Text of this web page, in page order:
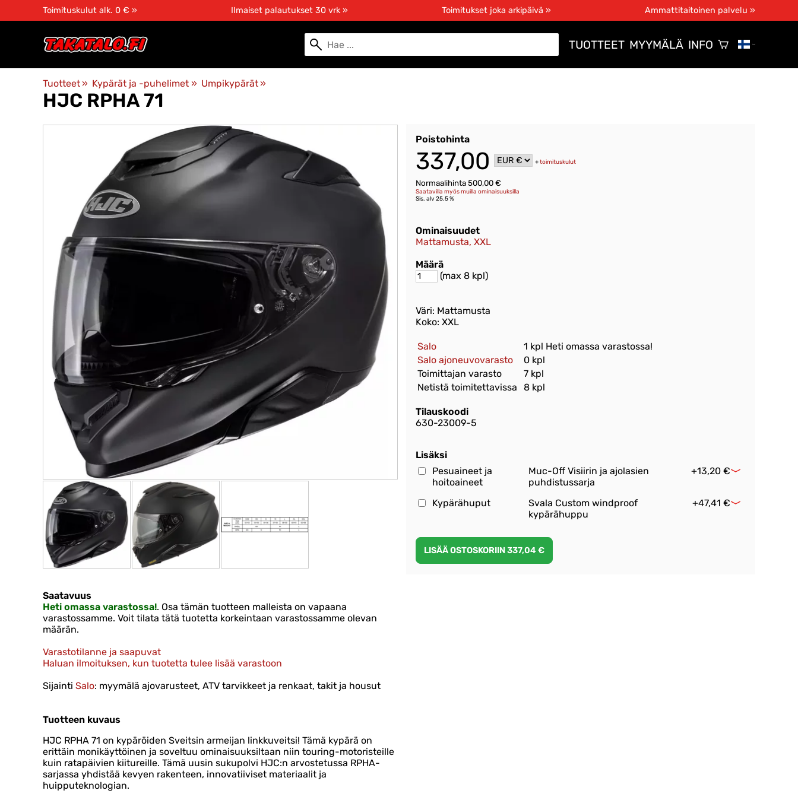
Toimituskulut alk. 0 € » Ilmaiset palautukset 30 vrk » Toimitukset joka arkipäivä » Ammattitaitoinen palvelu »
TUOTTEET MYYMÄLÄ INFO
Tuotteet ‪» Kypärät ja -puhelimet ‪» Umpikypärät ‪»
HJC RPHA 71
Poistohinta
337,00 +toimituskulut
Normaalihinta 500,00 €
Saatavilla myös muilla ominaisuuksilla
Sis. alv 25.5 %
Ominaisuudet
Mattamusta, XXL
Määrä
(max 8 kpl)
Väri: Mattamusta
Koko: XXL
Salo
1 kpl Heti omassa varastossa!
Salo ajoneuvovarasto
0 kpl
Toimittajan varasto
7 kpl
Netistä toimitettavissa
8 kpl
Tilauskoodi
630-23009-5
Lisäksi
Pesuaineet ja
hoitoaineet
Muc-Off Visiirin ja ajolasien
puhdistussarja
+13,20 €
Kypärähuput
Svala Custom windproof
kypärähuppu
+47,41 €
Saatavuus
Heti omassa varastossa!. Osa tämän tuotteen malleista on vapaana
varastossamme. Voit tilata tätä tuotetta korkeintaan varastossamme olevan
määrän.
Varastotilanne ja saapuvat
Haluan ilmoituksen, kun tuotetta tulee lisää varastoon
Sijainti Salo: myymälä ajovarusteet, ATV tarvikkeet ja renkaat, takit ja housut
Tuotteen kuvaus
HJC RPHA 71 on kypäröiden Sveitsin armeijan linkkuveitsi! Tämä kypärä on
erittäin monikäyttöinen ja soveltuu ominaisuuksiltaan niin touring-motoristeille
kuin ratapäivien kiitureille. Tämä uusin sukupolvi HJC:n arvostetussa RPHA-
sarjassa yhdistää kevyen rakenteen, innovatiiviset materiaalit ja
huipputeknologian.